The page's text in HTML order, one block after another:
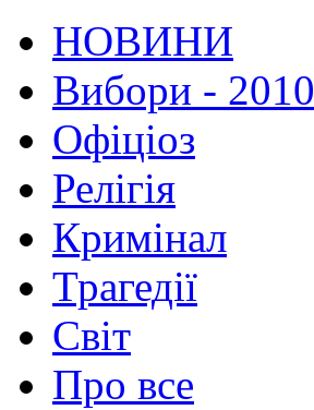
НОВИНИ
Вибори - 2010
Офіціоз
Релігія
Кримінал
Трагедії
Світ
Про все